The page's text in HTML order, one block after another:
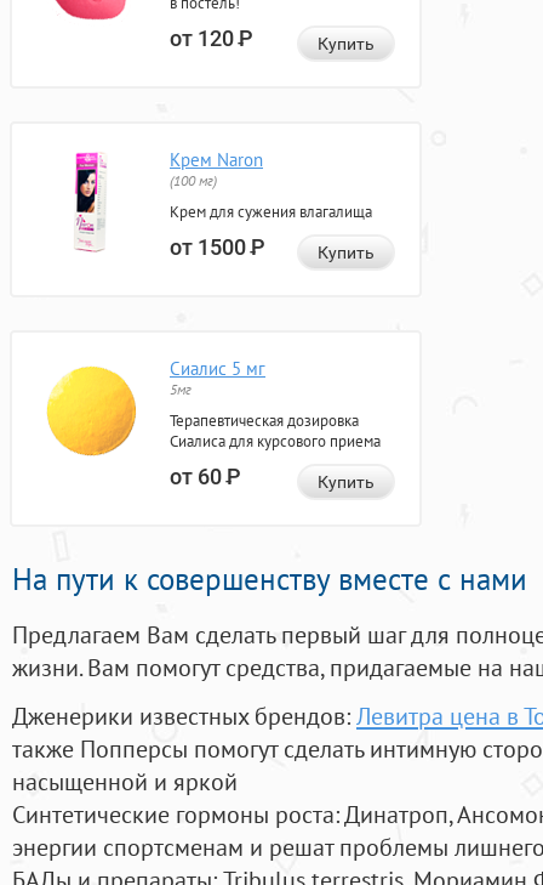
от 120Р Купить
Крем Naron
(100 мг)
Крем для сужения влагалища
от 1500Р Купить
Сиалис 5 мг
5мг
Терапевтическая дозировка
Сиалиса для курсового приема
от 60Р Купить
На пути к совершенству вместе с нами
Предлагаем Вам сделать первый шаг для
жизни. Вам помогут средства, придагаемые на
Дженерики известных брендов:Левитра цена в
также Попперсы помогут сделать интимную
насыщенной и яркой
Синтетические гормоны роста: Динатроп,
энергии спортсменам и решат проблемы